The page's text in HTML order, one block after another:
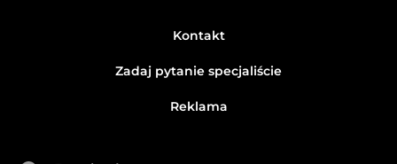
Kontakt
Zadaj pytanie specjaliście
Reklama